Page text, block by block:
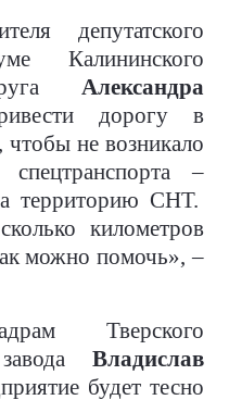
депутатского
Калининского
Александра
дорогу в
чтобы не возникало
–
территорию СНТ.
километров
можно помочь», –
Тверского
Владислав
будет тесно